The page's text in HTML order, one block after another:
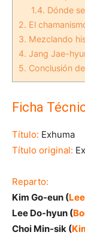
1.4. Dónde
2. El
3. Mezclando
4. Jang Jae-
5. Conclusión
Ficha
Título: Exhuma
Título original:
Reparto:
Kim Go-eun (
Lee Do-hyun (
Choi Min-sik (